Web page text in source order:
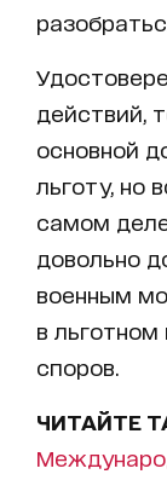
действий,
основной
льготу, но
самом
довольно
военным
в льготном
споров.
ЧИТАЙТЕ